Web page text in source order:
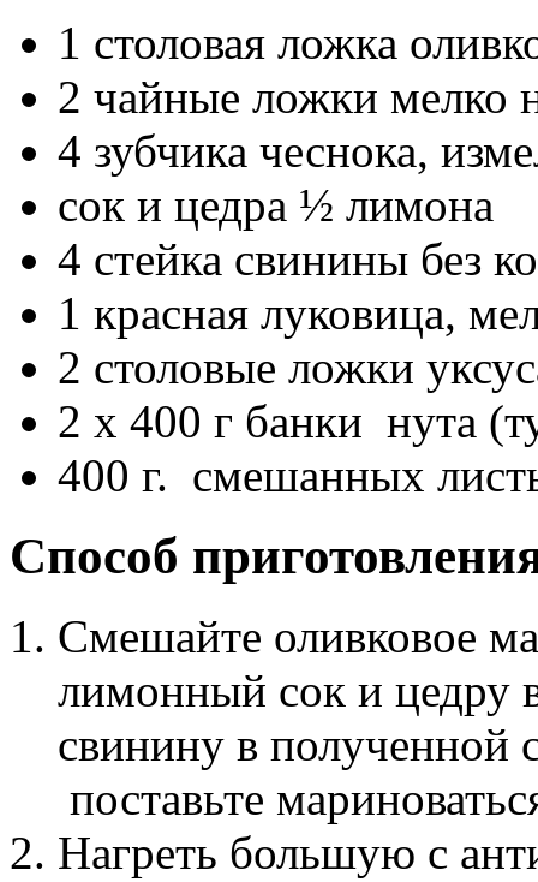
1 столовая ложка
2 чайные ложки мелко
4 зубчика чеснока,
сок и цедра ½ лимона
4 стейка свинины без
1 красная луковица,
2 столовые ложки
2 х 400 г банки нута
400 г. смешанных
Способ
Смешайте оливковое
лимонный сок и цедру
свинину в полученной
поставьте
Нагреть большую с